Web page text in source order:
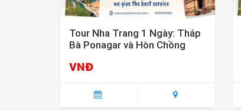
Tour Nha Trang 1 Ngày: Tháp
Bà Ponagar và Hòn Chồng
VNĐ